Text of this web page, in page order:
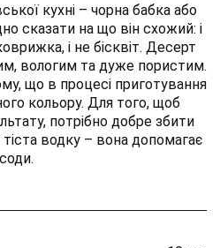
кухні – чорна бабка або
сказати на що він схожий: і
і не бісквіт. Десерт
вологим та дуже пористим.
що в процесі приготування
кольору. Для того, щоб
потрібно добре збити
водку – вона допомагає